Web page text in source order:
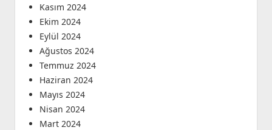
Kasım 2024
Ekim 2024
Eylül 2024
Ağustos 2024
Temmuz 2024
Haziran 2024
Mayıs 2024
Nisan 2024
Mart 2024